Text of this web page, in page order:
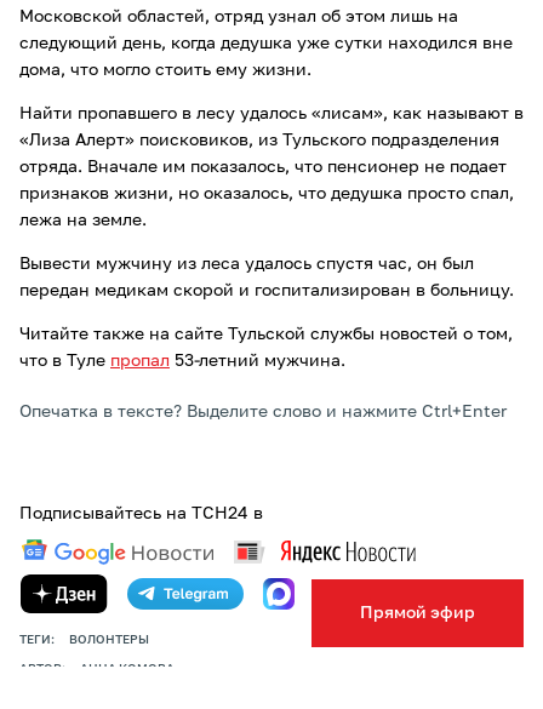
Прямой эфир
Московской областей, отряд узнал об этом лишь на
следующий день, когда дедушка уже сутки находился вне
дома, что могло стоить ему жизни.
Найти пропавшего в лесу удалось «лисам», как называют в
«Лиза Алерт» поисковиков, из Тульского подразделения
отряда. Вначале им показалось, что пенсионер не подает
признаков жизни, но оказалось, что дедушка просто спал,
лежа на земле.
Вывести мужчину из леса удалось спустя час, он был
передан медикам скорой и госпитализирован в больницу.
Читайте также на сайте Тульской службы новостей о том,
что в Туле пропал 53-летний мужчина.
Опечатка в тексте? Выделите слово и нажмите Ctrl+Enter
Подписывайтесь на ТСН24 в
ТЕГИ: ВОЛОНТЕРЫ
АВТОР: АННА КОМОВА